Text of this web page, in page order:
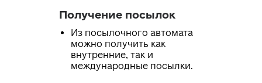
Получение посылок
Из посылочного автомата
можно получить как
внутренние, так и
международные посылки.